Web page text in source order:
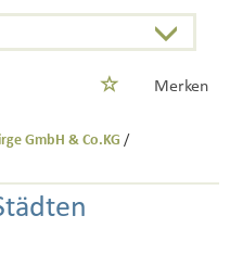
Merken
GmbH & Co.KG /